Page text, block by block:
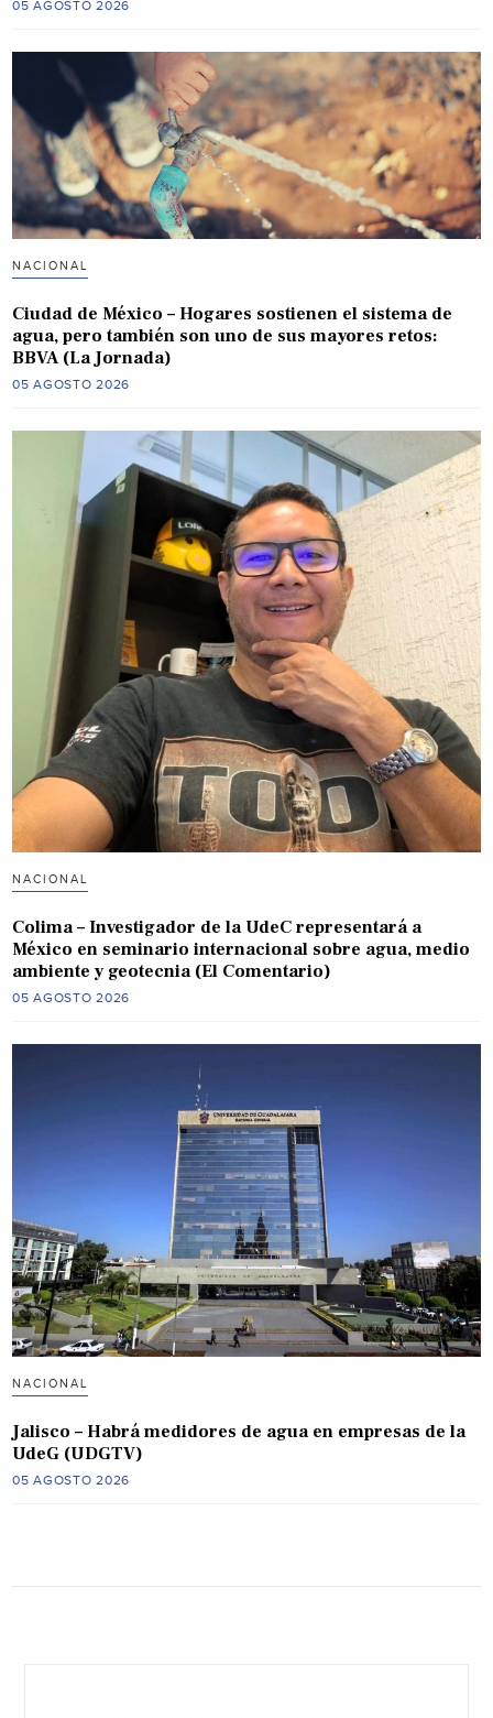
05 AGOSTO 2026
NACIONAL
Ciudad de México – Hogares sostienen el sistema de
agua, pero también son uno de sus mayores retos:
BBVA (La Jornada)
05 AGOSTO 2026
NACIONAL
Colima – Investigador de la UdeC representará a
México en seminario internacional sobre agua, medio
ambiente y geotecnia (El Comentario)
05 AGOSTO 2026
NACIONAL
Jalisco – Habrá medidores de agua en empresas de la
UdeG (UDGTV)
05 AGOSTO 2026